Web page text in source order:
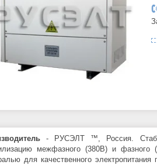
- РУСЭЛТ ™, Россия.
межфазного (380В) и фазного
для качественного